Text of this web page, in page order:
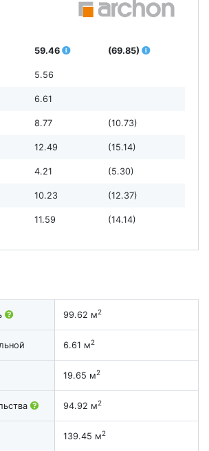
59.46 (69.85)
5.56
6.61
8.77 (10.73)
12.49 (15.14)
4.21 (5.30)
10.23 (12.37)
11.59 (14.14)
99.62 м2
6.61 м2
19.65 м2
94.92 м2
139.45 м2